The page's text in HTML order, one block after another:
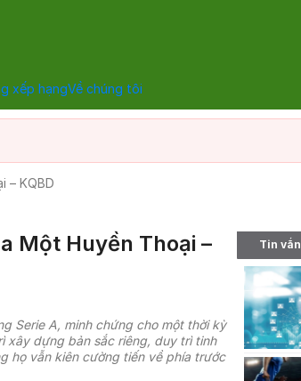
xếp hạngVề chúng tôi
– KQBD
Một Huyền Thoại –
Serie A, minh chứng cho một thời kỳ
xây dựng bản sắc riêng, duy trì tinh
họ vẫn kiên cường tiến về phía trước
Tin vắn